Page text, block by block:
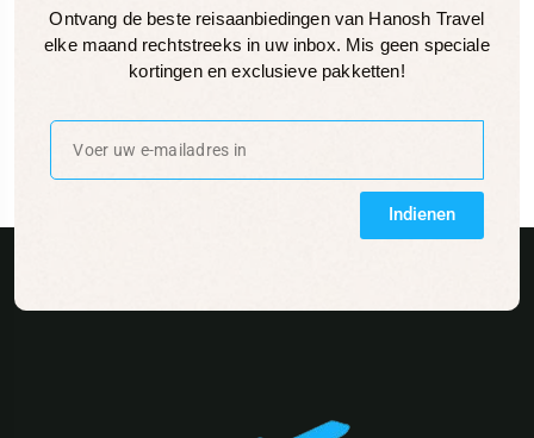
Ontvang de beste reisaanbiedingen van Hanosh Travel
elke maand rechtstreeks in uw inbox. Mis geen speciale
kortingen en exclusieve pakketten!
Indienen